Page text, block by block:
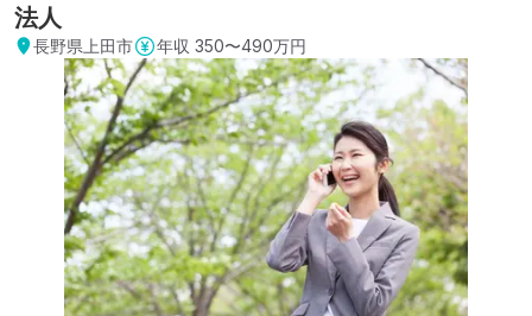
法人
長野県上田市 年収 350〜490万円